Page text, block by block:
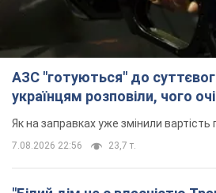
АЗС "готуються" до
українцям розповіли, чого
Як на заправках уже змінили вартість
7.08.2026 22:56 23,7 т.